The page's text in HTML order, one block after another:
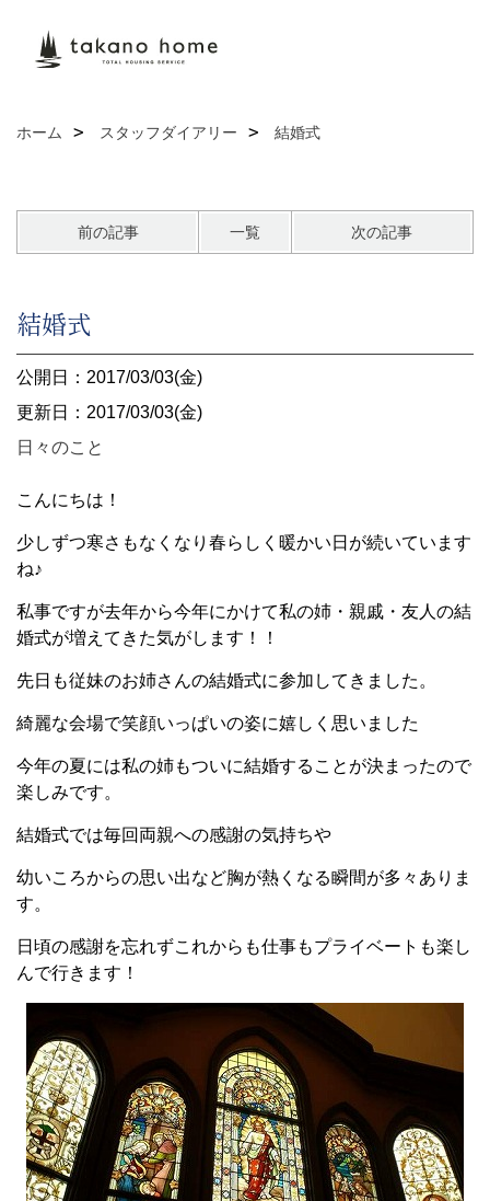
ホーム スタッフダイアリー 結婚式
前の記事 一覧 次の記事
結婚式
公開日：2017/03/03(金)
更新日：2017/03/03(金)
日々のこと
こんにちは！
少しずつ寒さもなくなり春らしく暖かい日が続いています
ね♪
私事ですが去年から今年にかけて私の姉・親戚・友人の結
婚式が増えてきた気がします！！
先日も従妹のお姉さんの結婚式に参加してきました。
綺麗な会場で笑顔いっぱいの姿に嬉しく思いました
今年の夏には私の姉もついに結婚することが決まったので
楽しみです。
結婚式では毎回両親への感謝の気持ちや
幼いころからの思い出など胸が熱くなる瞬間が多々ありま
す。
日頃の感謝を忘れずこれからも仕事もプライベートも楽し
んで行きます！